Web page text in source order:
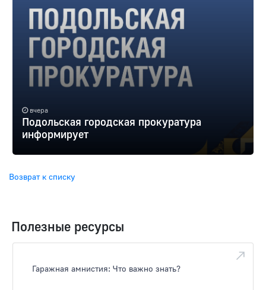
вчера
Подольская городская прокуратура
информирует
Возврат к списку
Полезные ресурсы
Гаражная амнистия: Что важно знать?